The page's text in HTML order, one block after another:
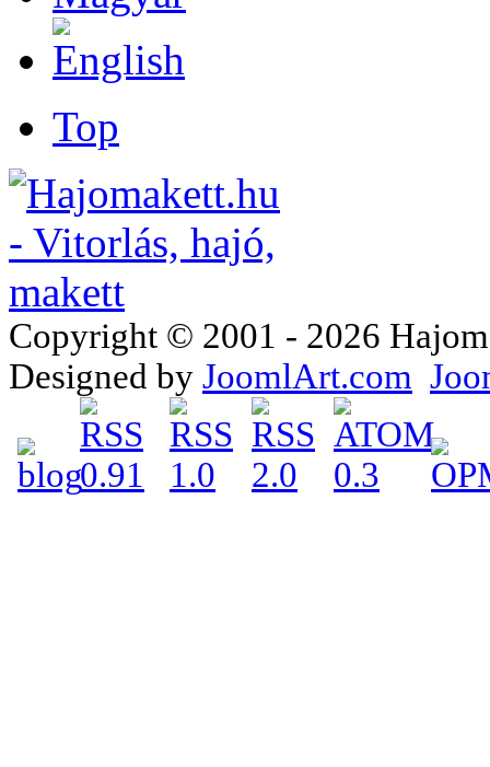
Top
Copyright © 2001 - 2026
Designed by JoomlArt.com